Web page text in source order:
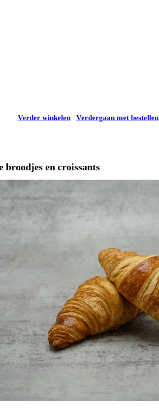
Verder winkelen Verdergaan met bestellen
broodjes en croissants